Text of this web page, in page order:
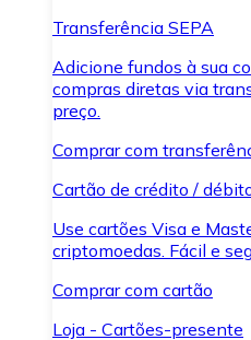
Transferência SEPA
Adicione fundos à sua
compras diretas via
preço.
Comprar com
Cartão de crédito /
Use cartões Visa e
criptomoedas. Fácil e
Comprar com cartão
Loja - Cartões-presente